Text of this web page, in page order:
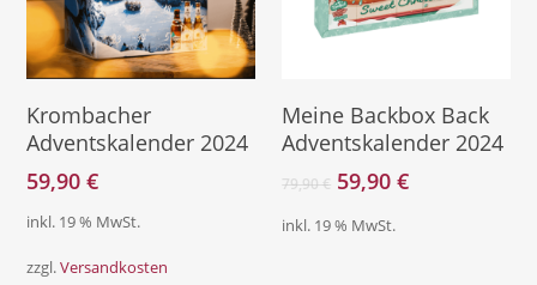
Weiterlesen
Krombacher
Adventskalender 2024
59,90€
inkl. 19 % MwSt.
zzgl.Versandkosten
Meine Backbox Back
Adventskalender 2024
79,90€ Ursprünglicher
war:
59,90€Aktueller
inkl. 19 % MwSt.